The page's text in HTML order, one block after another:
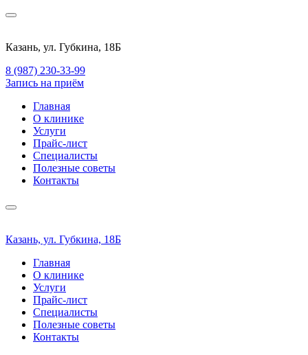
Казань, ул. Губкина, 18Б
8 (987) 230-33-99
Запись на приём
Главная
О клинике
Услуги
Прайс-лист
Специалисты
Полезные советы
Контакты
Казань, ул. Губкина, 18Б
Главная
О клинике
Услуги
Прайс-лист
Специалисты
Полезные советы
Контакты